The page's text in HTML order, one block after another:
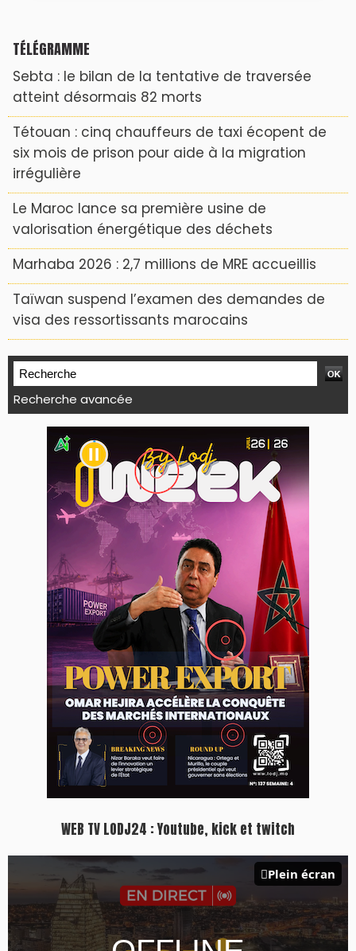
TÉLÉGRAMME
Sebta : le bilan de la tentative de traversée
atteint désormais 82 morts
Tétouan : cinq chauffeurs de taxi écopent de
six mois de prison pour aide à la migration
irrégulière
Le Maroc lance sa première usine de
valorisation énergétique des déchets
Marhaba 2026 : 2,7 millions de MRE accueillis
Taïwan suspend l’examen des demandes de
visa des ressortissants marocains
Recherche avancée
WEB TV LODJ24 : Youtube, kick et twitch
Plein écran